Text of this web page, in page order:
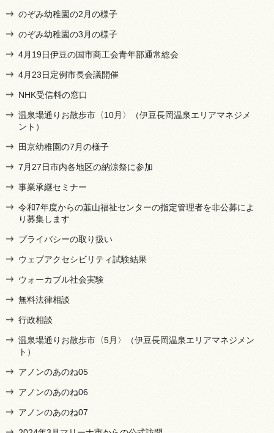
のぞみ幼稚園の2月の様子
のぞみ幼稚園の3月の様子
4月19日伊豆の国市商工会青年部通常総会
4月23日定例市長会議開催
NHK受信料の窓口
温泉場通りお散歩市〈10月〉（伊豆長岡温泉エリアマネジメ
ント）
田京幼稚園の7月の様子
7月27日市内各地区の納涼祭に参加
事業承継セミナー
令和7年度からの韮山福祉センターの指定管理者を非公募によ
り募集します
プライバシーの取り扱い
ウェブアクセシビリティ試験結果
ウォーカブル社会実験
無料法律相談
行政相談
温泉場通りお散歩市〈5月〉（伊豆長岡温泉エリアマネジメン
ト）
アノンのあのね05
アノンのあのね06
アノンのあのね07